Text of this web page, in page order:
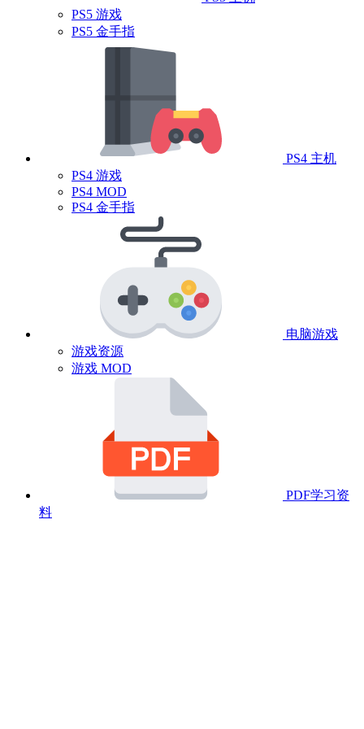
PS5 游戏
PS5 金手指
PS4 主机
PS4 游戏
PS4 MOD
PS4 金手指
电脑游戏
游戏资源
游戏 MOD
PDF学习资
料